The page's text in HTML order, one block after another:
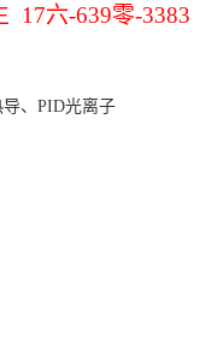
17六-639零-3383
、PID光离子